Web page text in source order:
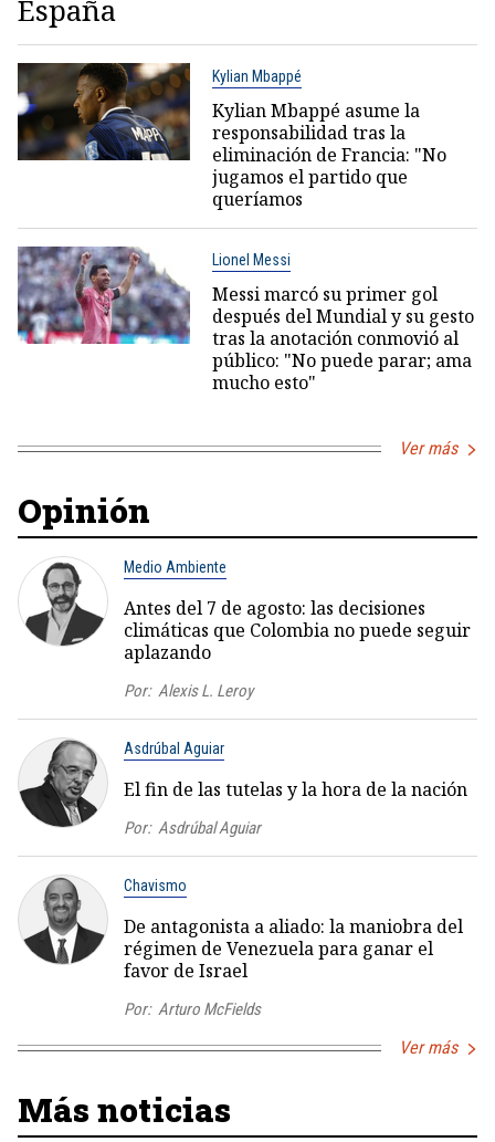
España
Kylian Mbappé
Kylian Mbappé asume la
responsabilidad tras la
eliminación de Francia: "No
jugamos el partido que
queríamos
Lionel Messi
Messi marcó su primer gol
después del Mundial y su gesto
tras la anotación conmovió al
público: "No puede parar; ama
mucho esto"
Ver más
Opinión
Medio Ambiente
Antes del 7 de agosto: las decisiones
climáticas que Colombia no puede seguir
aplazando
Por: Alexis L. Leroy
Asdrúbal Aguiar
El fin de las tutelas y la hora de la nación
Por: Asdrúbal Aguiar
Chavismo
De antagonista a aliado: la maniobra del
régimen de Venezuela para ganar el
favor de Israel
Por: Arturo McFields
Ver más
Más noticias